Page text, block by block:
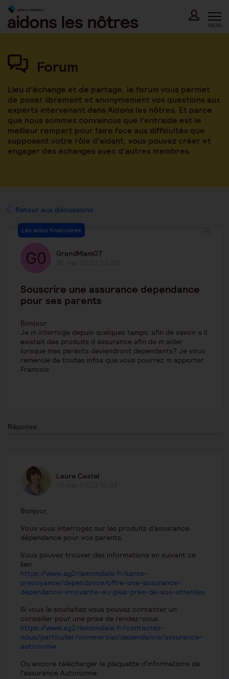
Skip
content
MENU
Forum
Lieu d’échange et de partage, le forum vous permet
de poser librement et anonymement vos questions aux
experts intervenant dans Aidons les nôtres. Et parce
que nous sommes convaincus que l’entraide est le
meilleur rempart pour faire face aux difficultés que
supposent votre rôle d’aidant, vous pouvez créer et
engager des échanges avec d’autres membres.
Retour aux discussions
Les aides financières
GrandMiam07
Souscrire une assurance dependance
pour ses parents
Bonjour
Je m interroge depuis quelques temps, afin de savoir s il
existait des produits d assurance afin de m aider
lorsque mes parents deviendront dependants? Je vous
remercie de toutes infos que vous pourrez m apporter
Francois
Réponse
Laure Castel
Bonjour,
Vous vous interrogez sur les produits d'assurance
dépendance pour vos parents.
Vous pouvez trouver des informations en suivant ce
lien
https://www.ag2rlamondiale.fr/sante-
prevoyance/dependance/offre-une-assurance-
dependance-innovante-au-plus-pres-de-vos-attentes
Si vous le souhaitez vous pouvez contacter un
conseiller pour une prise de rendez-vous
https://www.ag2rlamondiale.fr/contactez-
nous/particulier/commercial/dependance/assurance-
autonomie
Ou encore télécharger la plaquette d'informations de
l'assurance Autonomie